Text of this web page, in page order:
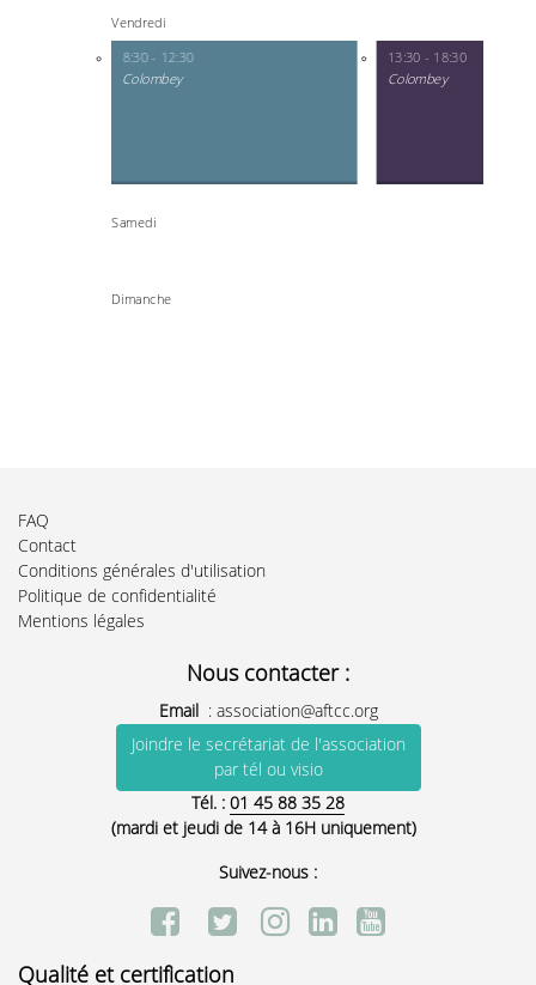
Vendredi
8:30 - 12:30
Colombey
13:30 - 18:30
Colombey
Samedi
Dimanche
FAQ
Contact
Conditions générales d'utilisation
Politique de confidentialité
Mentions légales
Nous contacter :
Email : association@aftcc.org
Joindre le secrétariat de l'association
par tél ou visio
Tél. : 01 45 88 35 28
(mardi et jeudi de 14 à 16H uniquement)
Suivez-nous :
Qualité et certification